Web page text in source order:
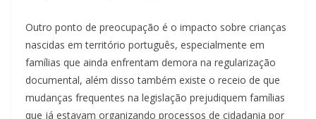
Outro ponto de preocupação é o impacto sobre crianças
nascidas em território português, especialmente em
famílias que ainda enfrentam demora na regularização
documental, além disso também existe o receio de que
mudanças frequentes na legislação prejudiquem famílias
que já estavam organizando processos de cidadania por